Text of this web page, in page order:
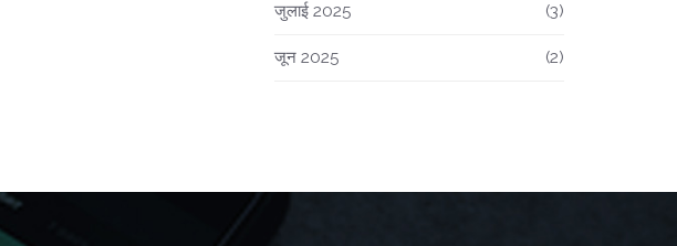
जुलाई 2025 (3)
जून 2025 (2)